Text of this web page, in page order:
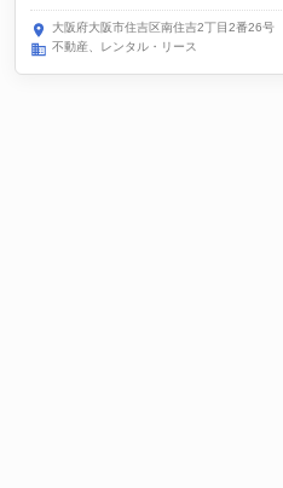
大阪府大阪市住吉区南住吉2丁目2番26号
不動産、レンタル・リース